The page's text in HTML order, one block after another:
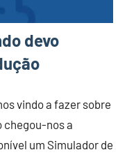
devo
vindo a fazer sobre
chegou-nos a
um Simulador de